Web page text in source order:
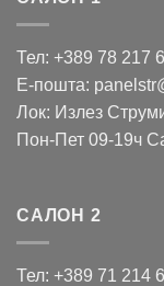
Тел: +389 78 217
Е-пошта:
Лок: Излез
Пон-Пет 09-19ч
САЛОН 2
Тел: +389 71 214